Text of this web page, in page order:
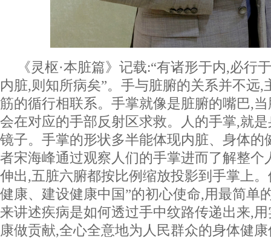
《灵枢·本脏篇》记载:“有诸形于内,必行
内脏,则知所病矣”。手与脏腑的关系并不远,
筋的循行相联系。手掌就像是脏腑的嘴巴,
会在对应的手部反射区求救。人的手掌,就
镜子。手掌的形状多半能体现内脏、身体的
者宋海峰通过观察人们的手掌进而了解整个
伸出,五脏六腑都按比例缩放投影到手掌上
健康、建设健康中国”的初心使命,用最简单
来讲述疾病是如何透过手中纹路传递出来,
康做贡献,全心全意地为人民群众的身体健